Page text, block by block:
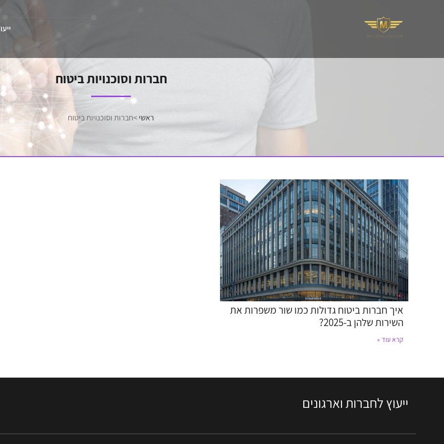
חברות וסוכנויות ביטוח
ראשי>חברות וסוכנויות ביטוח
איך חברות ביטוח גדולות כמו שור משפרות את
השירות שלהן ב-2025?
קרא עוד »
ייעוץ לחברות וארגונים